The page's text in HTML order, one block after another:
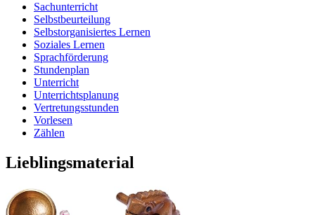
Sachunterricht
Selbstbeurteilung
Selbstorganisiertes Lernen
Soziales Lernen
Sprachförderung
Stundenplan
Unterricht
Unterrichtsplanung
Vertretungsstunden
Vorlesen
Zählen
Lieblingsmaterial